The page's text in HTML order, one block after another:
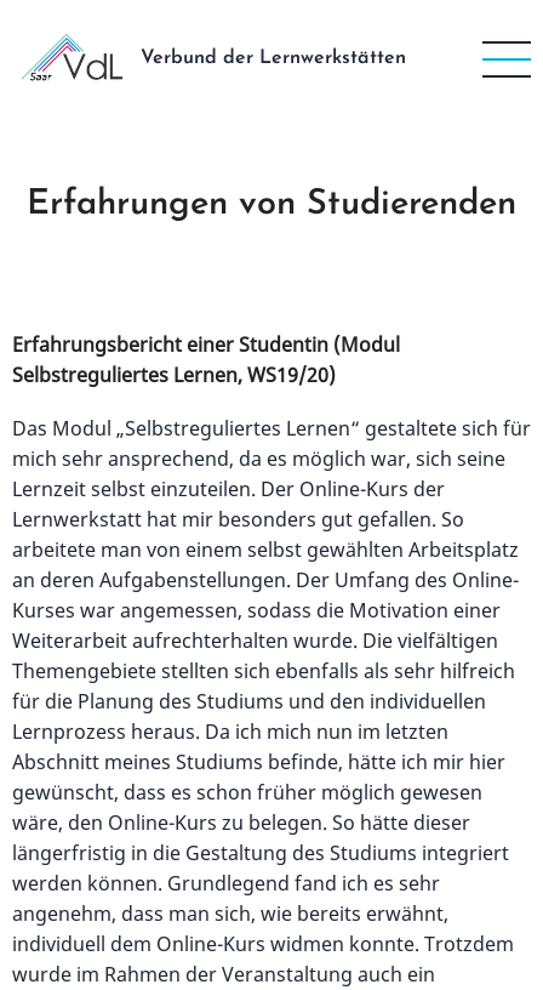
Inhalt
Verbund der Lernwerkstätten
Erfahrungen von Studierenden
Erfahrungsbericht einer Studentin (Modul
Selbstreguliertes Lernen, WS19/20)
Das Modul „Selbstreguliertes Lernen“ gestaltete sich für
mich sehr ansprechend, da es möglich war, sich seine
Lernzeit selbst einzuteilen. Der Online-Kurs der
Lernwerkstatt hat mir besonders gut gefallen. So
arbeitete man von einem selbst gewählten Arbeitsplatz
an deren Aufgabenstellungen. Der Umfang des Online-
Kurses war angemessen, sodass die Motivation einer
Weiterarbeit aufrechterhalten wurde. Die vielfältigen
Themengebiete stellten sich ebenfalls als sehr hilfreich
für die Planung des Studiums und den individuellen
Lernprozess heraus. Da ich mich nun im letzten
Abschnitt meines Studiums befinde, hätte ich mir hier
gewünscht, dass es schon früher möglich gewesen
wäre, den Online-Kurs zu belegen. So hätte dieser
längerfristig in die Gestaltung des Studiums integriert
werden können. Grundlegend fand ich es sehr
angenehm, dass man sich, wie bereits erwähnt,
individuell dem Online-Kurs widmen konnte. Trotzdem
wurde im Rahmen der Veranstaltung auch ein